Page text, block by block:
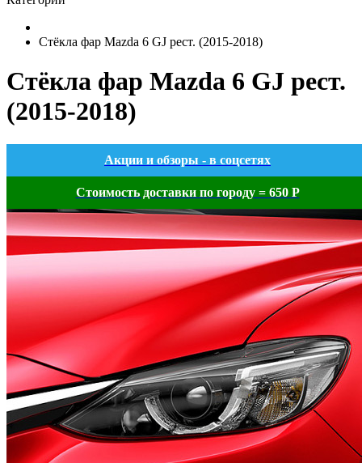
Стёкла фар Mazda 6 GJ рест. (2015-2018)
Стёкла фар Mazda 6 GJ рест.
(2015-2018)
Акции и обзоры - в соцсетях
Стоимость доставки по городу = 650 Р